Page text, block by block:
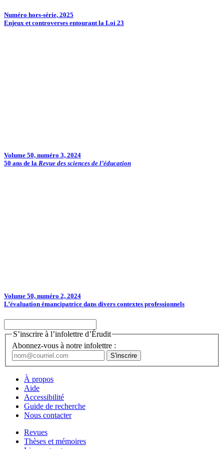
Numéro hors-série, 2025
Enjeux et controverses entourant la Loi 23
Volume 50, numéro 3, 2024
50 ans de la Revue des sciences de l’éducation
Volume 50, numéro 2, 2024
L’évaluation émancipatrice dans divers contextes professionnels
S’inscrire à l’infolettre d’Érudit
Abonnez-vous à notre infolettre :
À propos
Aide
Accessibilité
Guide de recherche
Nous contacter
Revues
Thèses et mémoires